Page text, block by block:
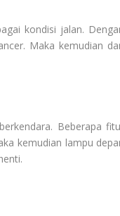
kondisi jalan.
Maka kemudian
Beberapa
kemudian lampu